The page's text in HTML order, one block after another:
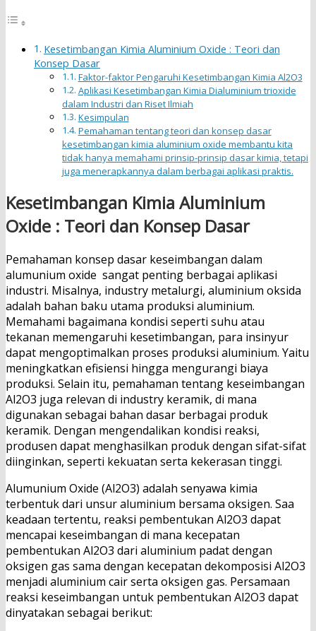
Kesetimbangan Kimia Aluminium Oxide : Teori dan
Konsep Dasar
Faktor-faktor Pengaruhi Kesetimbangan Kimia Al2O3
Aplikasi Kesetimbangan Kimia Dialuminium trioxide
dalam Industri dan Riset Ilmiah
Kesimpulan
Pemahaman tentang teori dan konsep dasar
kesetimbangan kimia aluminium oxide membantu kita
tidak hanya memahami prinsip-prinsip dasar kimia, tetapi
juga menerapkannya dalam berbagai aplikasi praktis.
Kesetimbangan Kimia Aluminium
Oxide : Teori dan Konsep Dasar
Pemahaman konsep dasar keseimbangan dalam
alumunium oxide sangat penting berbagai aplikasi
industri. Misalnya, industry metalurgi, aluminium oksida
adalah bahan baku utama produksi aluminium.
Memahami bagaimana kondisi seperti suhu atau
tekanan memengaruhi kesetimbangan, para insinyur
dapat mengoptimalkan proses produksi aluminium. Yaitu
meningkatkan efisiensi hingga mengurangi biaya
produksi. Selain itu, pemahaman tentang keseimbangan
Al2O3 juga relevan di industry keramik, di mana
digunakan sebagai bahan dasar berbagai produk
keramik. Dengan mengendalikan kondisi reaksi,
produsen dapat menghasilkan produk dengan sifat-sifat
diinginkan, seperti kekuatan serta kekerasan tinggi.
Alumunium Oxide (Al2O3) adalah senyawa kimia
terbentuk dari unsur aluminium bersama oksigen. Saa
keadaan tertentu, reaksi pembentukan Al2O3 dapat
mencapai keseimbangan di mana kecepatan
pembentukan Al2O3 dari aluminium padat dengan
oksigen gas sama dengan kecepatan dekomposisi Al2O3
menjadi aluminium cair serta oksigen gas. Persamaan
reaksi keseimbangan untuk pembentukan Al2O3 dapat
dinyatakan sebagai berikut: